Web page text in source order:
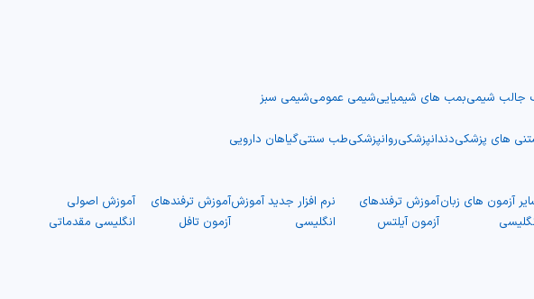
جالب شیمیبمب های شیمیاییشیمی عمومیشیمی سبز
های پزشکیدندانپزشکیروانپزشکیطب سنتیگیاهان دارویی
آزمون های زبانآموزش ترفندهای
آزمون آیلتس
نرم افزار جدید آموزش
انگلیسی
آموزش ترفندهای
آزمون تافل
آموزش اصولی
انگلیسی مقدماتی